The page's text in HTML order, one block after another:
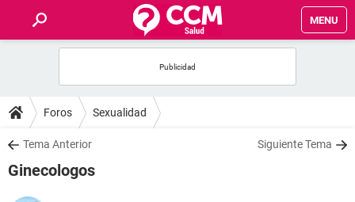
MENU
FOROS
SALUD
Foros Sexualidad
Tema Anterior Siguiente Tema
Ginecologos